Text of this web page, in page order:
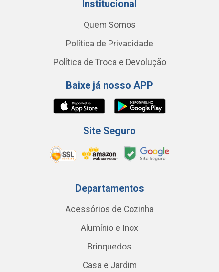
Institucional
Quem Somos
Política de Privacidade
Política de Troca e Devolução
Baixe já nosso APP
Site Seguro
Departamentos
Acessórios de Cozinha
Alumínio e Inox
Brinquedos
Casa e Jardim